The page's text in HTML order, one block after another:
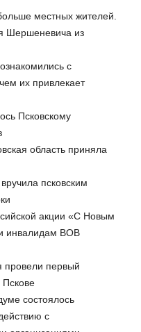
местных жителей.
Шершеневича из
с
их привлекает
Псковскому
область приняла
псковским
акции «С Новым
инвалидам ВОВ
провели первый
Пскове
состоялось
с